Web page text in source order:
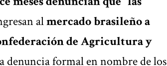
almercado brasileño a
de Agricultura y
denuncia formal en nombre de los